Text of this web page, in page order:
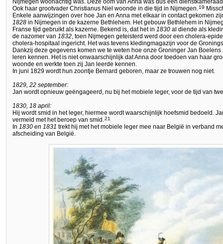
Nijmegen woonachtig was. Deze oom van Anna was dus een
Ook haar grootvader Christianus Niel woonde in die tijd in Nijmegen.19
Enkele aanwijzingen over hoe Jan en Anna met elkaar in contact gekomen
1828 in Nijmegen in de kazerne Bethlehem. Het gebouw Bethlehem in
Franse tijd gebruikt als kazerne. Bekend is, dat het in 1830 al diende als
de nazomer van 1832, toen Nijmegen geteisterd werd door een cholera-
cholera-hospitaal ingericht. Het was tevens kledingmagazijn voor de
Dankzij deze gegevens komen we te weten hoe onze Groninger Jan Boelens
leren kennen. Het is niet onwaarschijnlijk dat Anna door toedoen van haar
woonde en werkte toen zij Jan leerde kennen.
In juni 1829 wordt hun zoontje Bernard geboren, maar ze trouwen nog niet.
1829, 22 september:
Jan wordt opnieuw geëngageerd, nu bij het mobiele leger, voor de tijd van
1830, 18 april:
Hij wordt smid in het leger, hiermee wordt waarschijnlijk hoefsmid bedoeld.
vermeld met het beroep van smid.21
In 1830 en 1831 trekt hij met het mobiele leger mee naar België in verband
afscheiding van België.